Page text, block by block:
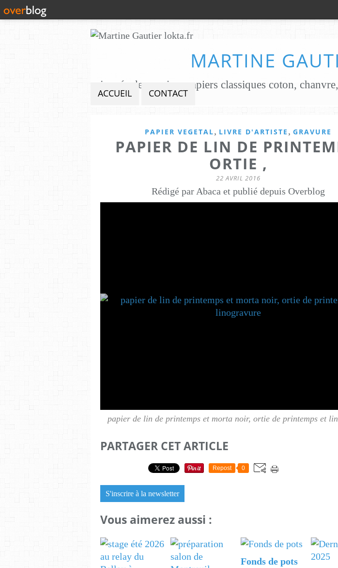
MARTINE
ACCUEIL CONTACT
PAPIER VEGETAL, LIVRE D'ARTISTE , GRAVURE
PAPIER DE LIN DE
ORTIE ,
22 AVRIL 2016
Rédigé par Abaca et publié depuis Overblog
papier de lin de printemps et morta noir, ortie de printemps et
PARTAGER CET ARTICLE
Repost 0
S'inscrire à la newsletter
Vous aimerez aussi :
Fonds de pots